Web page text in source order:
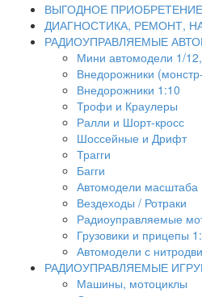
ВЫГОДНОЕ
ДИАГНОСТИКА, РЕМОНТ,
РАДИОУПРАВЛЯЕМЫЕ
Мини автомодели 1/
Внедорожники
Внедорожники 1:10
Трофи и Краулеры
Ралли и Шорт-кросс
Шоссейные и Дрифт
Трагги
Багги
Автомодели
Вездеходы / Ротраки
Радиоуправляемые
Грузовики и прицепы
Автомодели с
РАДИОУПРАВЛЯЕМЫЕ
Машины, мотоциклы